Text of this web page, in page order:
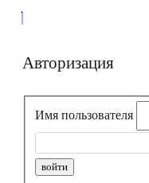
Авторизация
Имя пользователя